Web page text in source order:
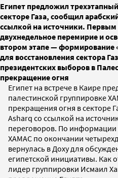
Египет предложил
секторе Газа, сообщил
ссылкой на источники.
двухнедельное перемирие и
втором этапе — формирование
для восстановления сектора
президентских выборов в
прекращение огня
Египет на встрече в Каире
палестинской группировке
прекращения огня в секторе
Asharq со ссылкой на
переговоров. По информации
ХАМАС по окончании
вернулась в Доху для
египетской инициативы. Как
лидер группировки Исмаил